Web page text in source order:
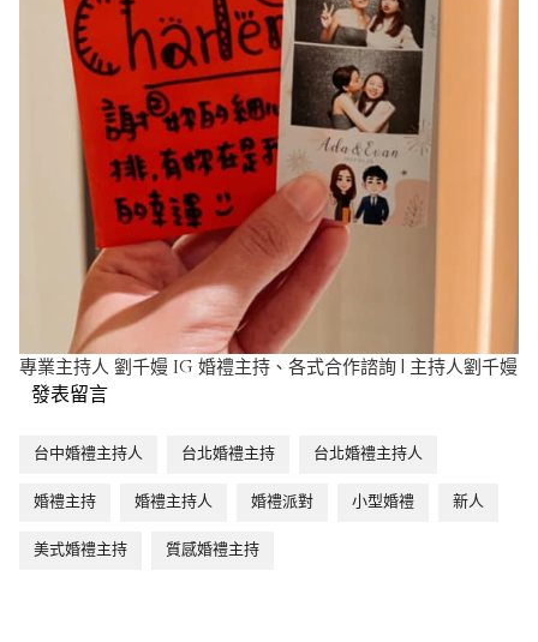
專業主持人 劉千嫚 IG 婚禮主持、各式合作諮詢 | 主持人劉千嫚
發表留言
台中婚禮主持人 台北婚禮主持 台北婚禮主持人
婚禮主持 婚禮主持人 婚禮派對 小型婚禮 新人
美式婚禮主持 質感婚禮主持